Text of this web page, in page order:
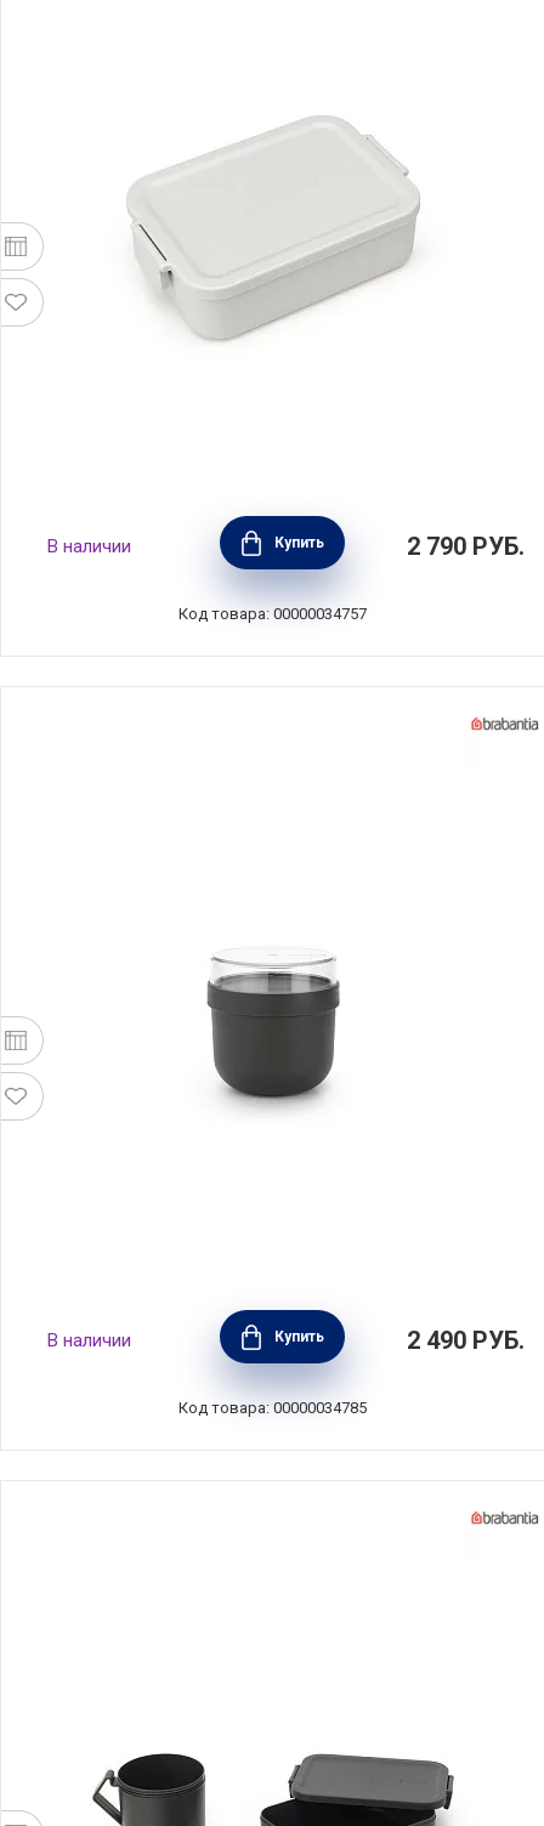
Ланчбокс Make & Take средний 20х13,5 см,
белый, пластик, Brabantia, 202568
В наличии Купить 2 790 РУБ.
Код товара: 00000034757
Чаша для завтрака Make & Take 500 мл,
тёмно-серый, пластик, Brabantia, 204180
В наличии Купить 2 490 РУБ.
Код товара: 00000034785